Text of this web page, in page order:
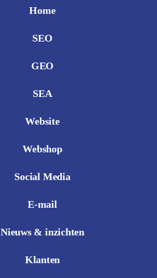
Home
SEO
GEO
SEA
Website
Webshop
Social Media
E-mail
Nieuws & inzichten
Klanten